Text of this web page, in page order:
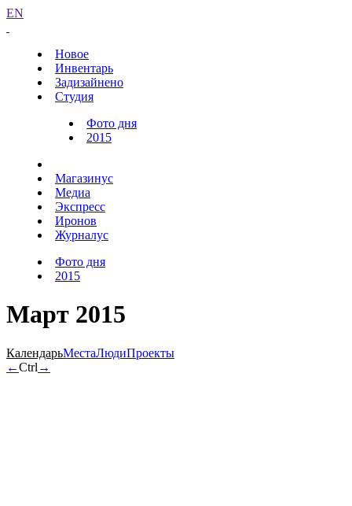
EN
Новое
Инвентарь
Задизайнено
Студия
Фото дня
2015
Магазинус
Медиа
Экспресс
Иронов
Журналус
Фото дня
2015
Март 2015
КалендарьМестаЛюдиПроекты
←Ctrl →